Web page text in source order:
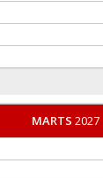
MARTS 2027